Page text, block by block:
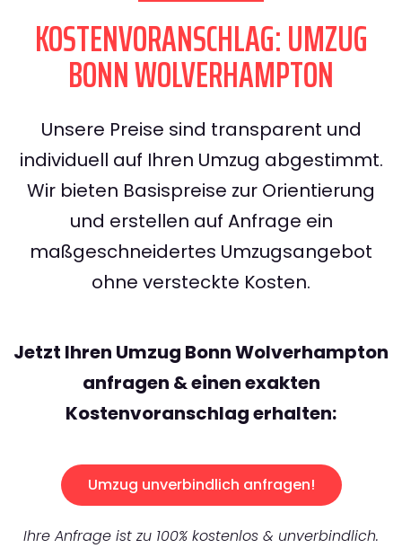
KOSTENVORANSCHLAG: UMZUG
BONN WOLVERHAMPTON
Unsere Preise sind transparent und
individuell auf Ihren Umzug abgestimmt.
Wir bieten Basispreise zur Orientierung
und erstellen auf Anfrage ein
maßgeschneidertes Umzugsangebot
ohne versteckte Kosten.
Jetzt Ihren Umzug Bonn Wolverhampton
anfragen & einen exakten
Kostenvoranschlag erhalten:
Umzug unverbindlich anfragen!
Ihre Anfrage ist zu 100% kostenlos & unverbindlich.